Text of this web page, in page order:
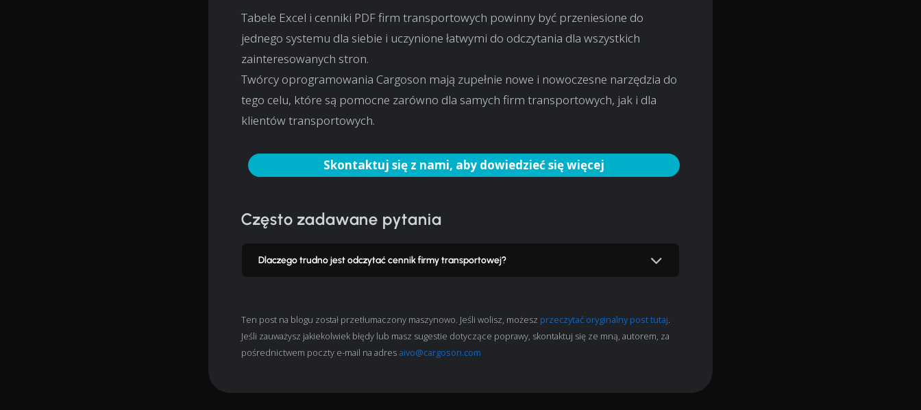
Tabele Excel i cenniki PDF firm transportowych powinny być przeniesione do
jednego systemu dla siebie i uczynione łatwymi do odczytania dla wszystkich
zainteresowanych stron.
Twórcy oprogramowania Cargoson mają zupełnie nowe i nowoczesne narzędzia do
tego celu, które są pomocne zarówno dla samych firm transportowych, jak i dla
klientów transportowych.
Skontaktuj się z nami, aby dowiedzieć się więcej
Często zadawane pytania
Dlaczego trudno jest odczytać cennik firmy transportowej?
Ten post na blogu został przetłumaczony maszynowo. Jeśli wolisz, możesz przeczytać oryginalny post tutaj.
Jeśli zauważysz jakiekolwiek błędy lub masz sugestie dotyczące poprawy, skontaktuj się ze mną, autorem, za
pośrednictwem poczty e-mail na adres aivo@cargoson.com